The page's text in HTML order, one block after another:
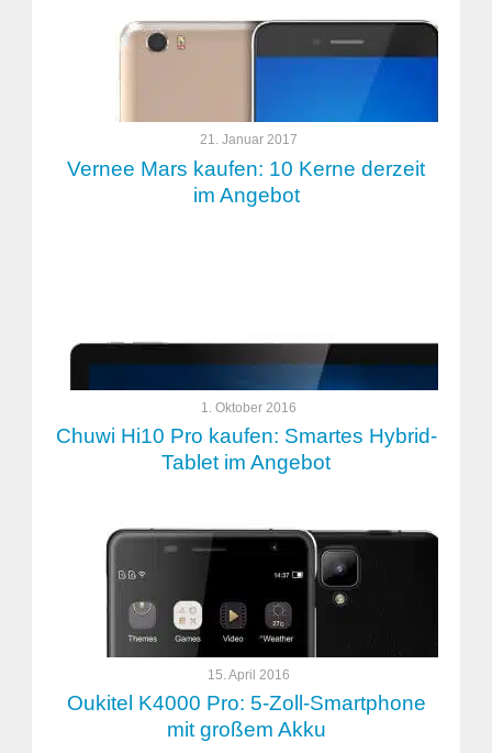
21. Januar 2017
Vernee Mars kaufen: 10 Kerne derzeit
im Angebot
1. Oktober 2016
Chuwi Hi10 Pro kaufen: Smartes Hybrid-
Tablet im Angebot
15. April 2016
Oukitel K4000 Pro: 5-Zoll-Smartphone
mit großem Akku